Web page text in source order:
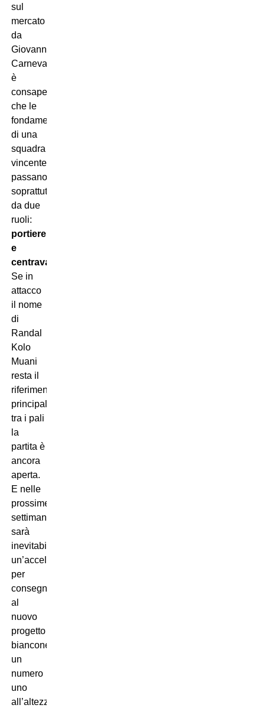
sul
mercato
da
Giovanni
Carnevali,
è
consapevole
che le
fondamenta
di una
squadra
vincente
passano
soprattutto
da due
ruoli:
portiere
e
centravanti
Se in
attacco
il nome
di
Randal
Kolo
Muani
resta il
riferimento
principale,
tra i pali
la
partita è
ancora
aperta.
E nelle
prossime
settimane
sarà
inevitabile
un’accelerazione
per
consegnare
al
nuovo
progetto
bianconero
un
numero
uno
all’altezza